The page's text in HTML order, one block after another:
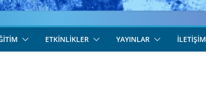
ETKINLIKLER YAYINLAR İLETIŞIM